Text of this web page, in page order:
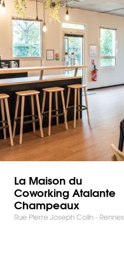
La Maison du
Coworking Atalante
Champeaux
Rue Pierre Joseph Colin - Rennes